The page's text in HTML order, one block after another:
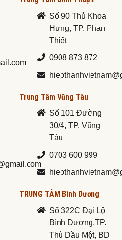
Số 90 Thủ Khoa
Hưng, TP. Phan
Thiết
0908 873 872
Trung Tâm Vũng Tàu
Số 101 Đường
30/4, TP. Vũng
Tàu
0703 600 999
TRUNG TÂM Bình Dương
Số 322C Đại Lộ
Bình Dương,TP.
Thủ Dầu Một, BD